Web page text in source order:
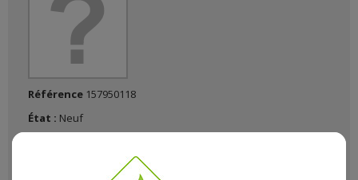
Référence 157950118
État : Neuf